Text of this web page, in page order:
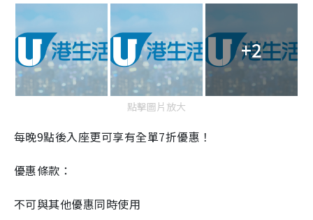
+2
點擊圖片放大
每晚9點後入座更可享有全單7折優惠！
優惠條款：
不可與其他優惠同時使用